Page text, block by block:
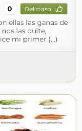
0 Delicioso
ellas las ganas de
las quite,
mi primer (...)